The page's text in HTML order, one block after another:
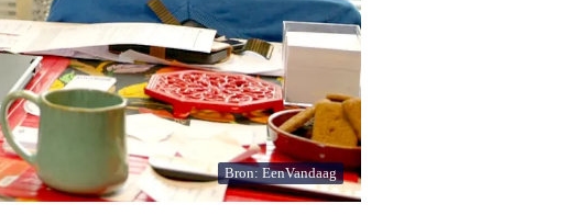
Bron: EenVandaag